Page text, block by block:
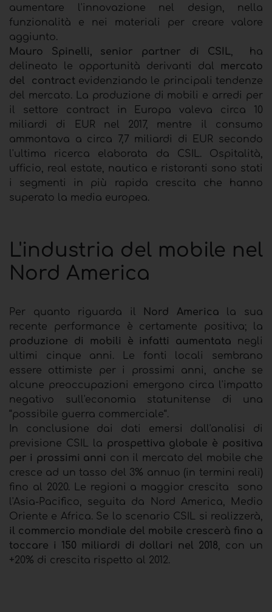
aumentare l'innovazione nel design, nella
funzionalità e nei materiali per creare valore
aggiunto.
Mauro Spinelli, senior partner di CSIL, ha
delineato le opportunità derivanti dal mercato
del contractevidenziando le principali tendenze
del mercato. La produzione di mobili e arredi per
il settore contract in Europa valeva circa 10
miliardi di EUR nel 2017, mentre il consumo
ammontava a circa 7,7 miliardi di EUR secondo
l'ultima ricerca elaborata da CSIL. Ospitalità,
ufficio, real estate, nautica e ristoranti sono stati
i segmenti in più rapida crescita che hanno
superato la media europea.
L'industria del mobile nel
Nord America
Per quanto riguarda il Nord America la sua
recente performance è certamente positiva; la
produzione di mobili è infatti aumentata negli
ultimi cinque anni. Le fonti locali sembrano
essere ottimiste per i prossimi anni, anche se
alcune preoccupazioni emergono circa l'impatto
negativo sull'economia statunitense di una
“possibile guerra commerciale“.
In conclusione dai dati emersi dall'analisi di
previsione CSIL la prospettiva globale è positiva
per i prossimi anni con il mercato del mobile che
cresce ad un tasso del 3% annuo (in termini reali)
fino al 2020. Le regioni a maggior crescita sono
l'Asia-Pacifico, seguita da Nord America, Medio
Oriente e Africa. Se lo scenario CSIL si realizzerà,
il commercio mondiale del mobile crescerà fino a
toccare i 150 miliardi di dollari nel 2018, con un
+20% di crescita rispetto al 2012.